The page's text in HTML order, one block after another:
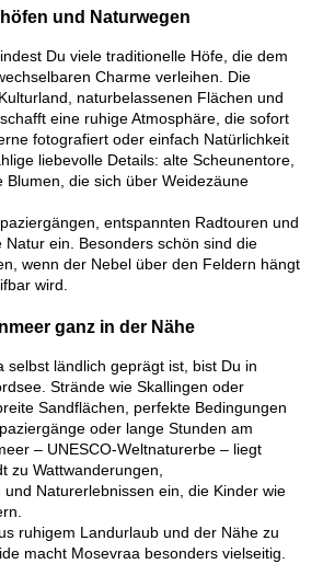
und Naturwegen
Du viele traditionelle Höfe, die dem
Charme verleihen. Die
naturbelassenen Flächen und
eine ruhige Atmosphäre, die sofort
fotografiert oder einfach Natürlichkeit
liebevolle Details: alte Scheunentore,
Blumen, die sich über Weidezäune
entspannten Radtouren und
Natur ein. Besonders schön sind die
wenn der Nebel über den Feldern hängt
wird.
ganz in der Nähe
selbst ländlich geprägt ist, bist Du in
Strände wie Skallingen oder
Sandflächen, perfekte Bedingungen
oder lange Stunden am
– UNESCO‑Weltnaturerbe – liegt
zu Wattwanderungen,
Naturerlebnissen ein, die Kinder wie
ruhigem Landurlaub und der Nähe zu
macht Mosevraa besonders vielseitig.